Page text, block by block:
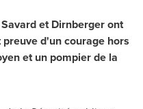
et Dirnberger ont
d'un courage hors
et un pompier de la